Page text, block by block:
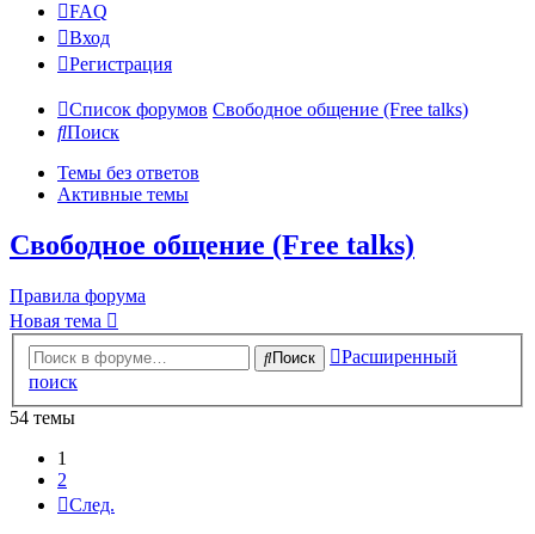
FAQ
Вход
Регистрация
Список форумов Свободное общение (Free talks)
Поиск
Темы без ответов
Активные темы
Свободное общение (Free talks)
Правила форума
Новая тема
Поиск
Расширенный
поиск
54 темы
1
2
След.